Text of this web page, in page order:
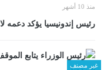
منذ 10 أشهر
رئيس إندونيسيا يؤكد دعمه
غير مصنف